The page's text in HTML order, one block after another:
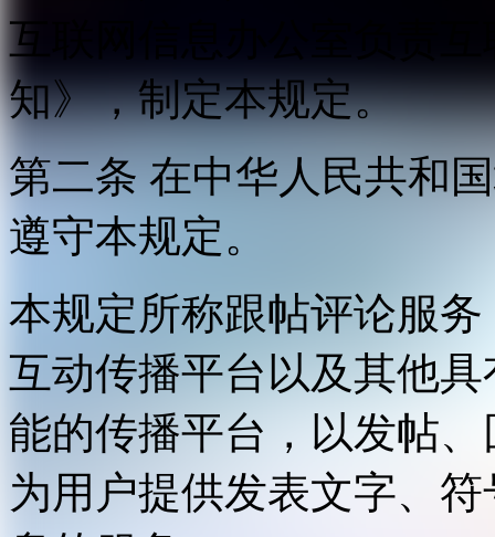
互联网信息办公室负责
知》，制定本规定。
第二条 在中华人民共和
遵守本规定。
本规定所称跟帖评论服
互动传播平台以及其他
能的传播平台，以发帖
为用户提供发表文字、